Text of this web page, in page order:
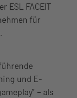
ESL FACEIT
für
und E-
– als